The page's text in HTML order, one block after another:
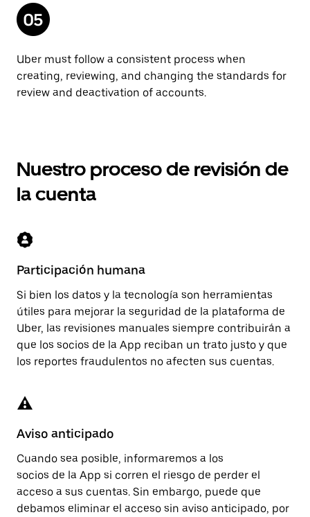
Uber must follow a consistent process when
creating, reviewing, and changing the standards for
review and deactivation of accounts.
Nuestro proceso de revisión de
la cuenta
Participación humana
Si bien los datos y la tecnología son herramientas
útiles para mejorar la seguridad de la plataforma de
Uber, las revisiones manuales siempre contribuirán a
que los socios de la App reciban un trato justo y que
los reportes fraudulentos no afecten sus cuentas.
Aviso anticipado
Cuando sea posible, informaremos a los
socios de la App si corren el riesgo de perder el
acceso a sus cuentas. Sin embargo, puede que
debamos eliminar el acceso sin aviso anticipado, por